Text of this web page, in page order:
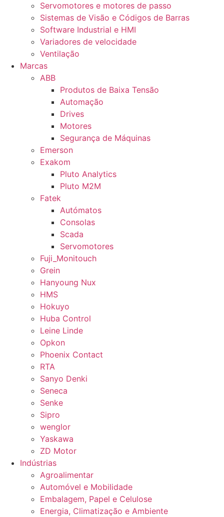
Servomotores e motores de passo
Sistemas de Visão e Códigos de Barras
Software Industrial e HMI
Variadores de velocidade
Ventilação
Marcas
ABB
Produtos de Baixa Tensão
Automação
Drives
Motores
Segurança de Máquinas
Emerson
Exakom
Pluto Analytics
Pluto M2M
Fatek
Autómatos
Consolas
Scada
Servomotores
Fuji_Monitouch
Grein
Hanyoung Nux
HMS
Hokuyo
Huba Control
Leine Linde
Opkon
Phoenix Contact
RTA
Sanyo Denki
Seneca
Senke
Sipro
wenglor
Yaskawa
ZD Motor
Indústrias
Agroalimentar
Automóvel e Mobilidade
Embalagem, Papel e Celulose
Energia, Climatização e Ambiente